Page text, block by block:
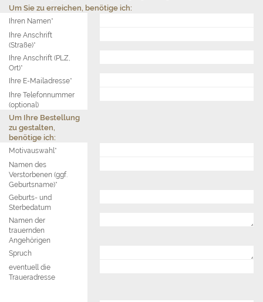
Um Sie zu erreichen, benötige ich:
Ihren Namen*
Ihre Anschrift
(Straße)*
Ihre Anschrift (PLZ,
Ort)*
Ihre E-Mailadresse*
Ihre Telefonnummer
(optional)
Um Ihre Bestellung
zu gestalten,
benötige ich:
Motivauswahl*
Namen des
Verstorbenen (ggf.
Geburtsname)*
Geburts- und
Sterbedatum
Namen der
trauernden
Angehörigen
Spruch
eventuell die
Traueradresse